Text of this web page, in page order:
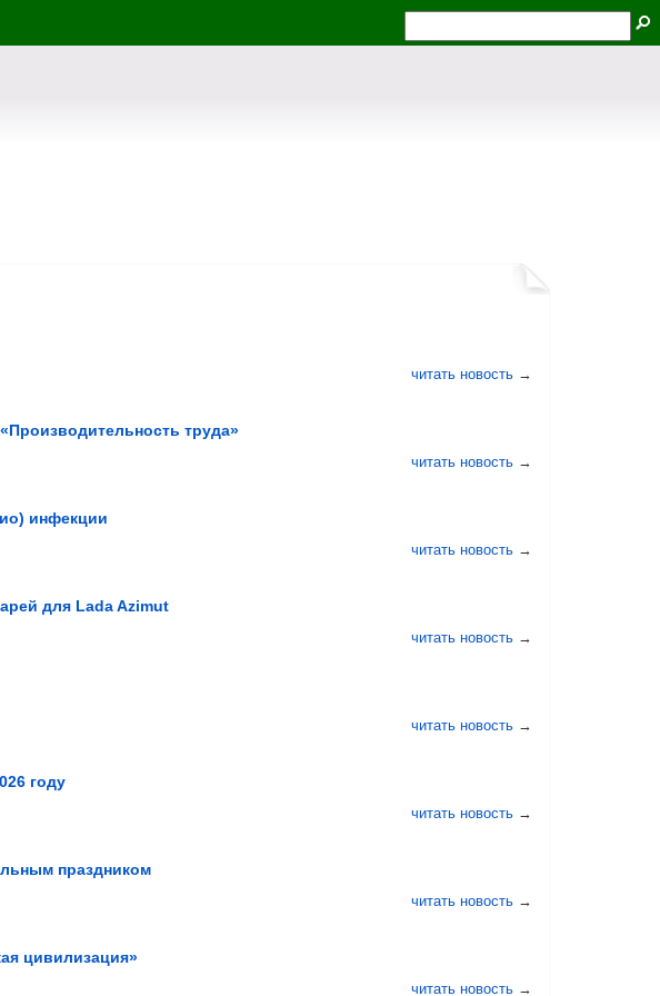
читать новость →
труда»
читать новость →
инфекции
читать новость →
для Lada Azimut
читать новость →
читать новость →
году
читать новость →
праздником
читать новость →
цивилизация»
читать новость →